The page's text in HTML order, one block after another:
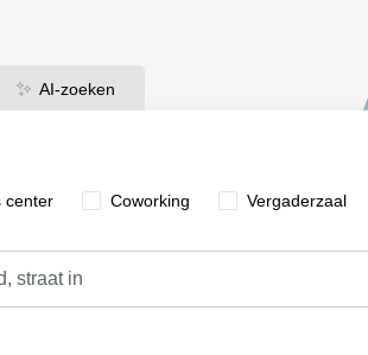
AI-zoeken
center Сoworking Vergaderzaal